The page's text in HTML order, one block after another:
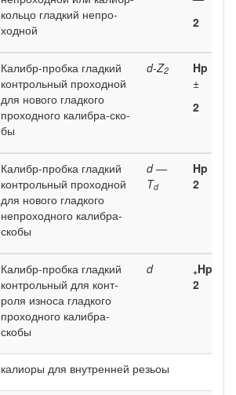
кольцо гладкий непро­
ходной
2
Калибр-пробка гладкий
контрольный проходной
для нового гладкого
проходного калибра-ско­
бы
d-Z2
Hp
±
2
Калибр-пробка гладкий
контрольный проходной
для нового гладкого
непроходного калибра-
скобы
d —
Td
Hp
2
Калибр-пробка гладкий
контрольный для конт­
роля износа гладкого
проходного калибра-
скобы
d +Hp
2
калиоры для внутренней резьоы